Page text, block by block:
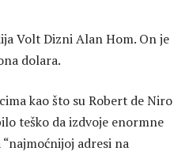
Volt Dizni Alan Hom. On je
dolara.
kao što su Robert de Niro
teško da izdvoje enormne
adresi na